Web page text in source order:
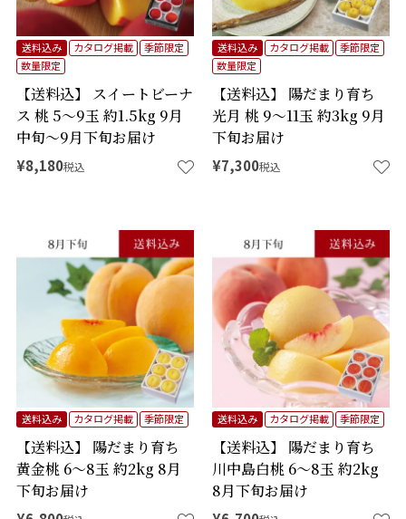
【送料込】 スイートビーナ
ス 桃 5～9玉 約1.5kg 9月
中旬～9月下旬お届け
送料込み カタログ掲載
季節限定
数量限定
¥8,180税込
【送料込】 陽だまり育ち
光月 桃 9～11玉 約3kg 9月
下旬お届け
送料込み カタログ掲載
季節限定
数量限定
¥7,300税込
【送料込】 陽だまり育ち
黄金桃 6～8玉 約2kg 8月
下旬お届け
送料込み カタログ掲載 季節限定
【送料込】 陽だまり育ち
川中島白桃 6～8玉 約2kg
8月下旬お届け
送料込み カタログ掲載 季節限定